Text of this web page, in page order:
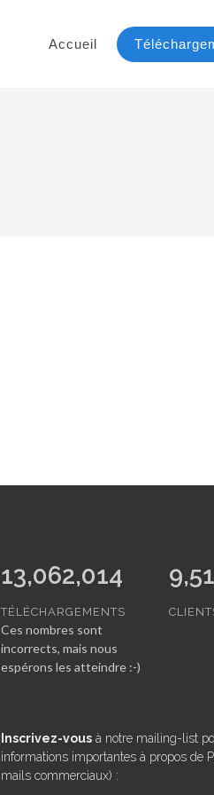
Accueil
13,062,014
TÉLÉCHARGEMENTS
Ces nombres sont
incorrects, mais nous
espérons les atteindre :-)
Inscrivez-vous à notre mailing-list
informations importantes à propos de
mails commerciaux) :